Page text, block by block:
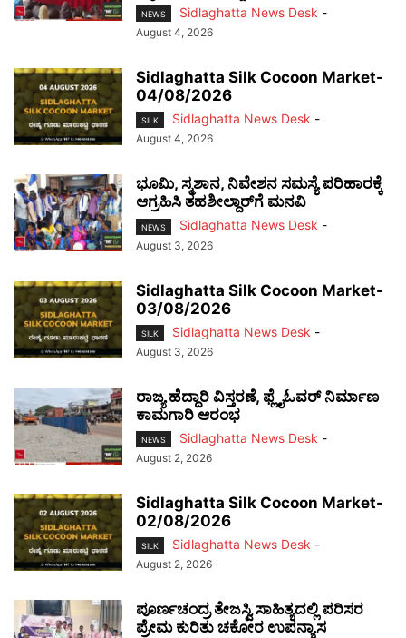
NEWS Sidlaghatta News Desk -
August 4, 2026
Sidlaghatta Silk Cocoon Market-
04/08/2026
SILK Sidlaghatta News Desk -
August 4, 2026
ಭೂಮಿ, ಸ್ಮಶಾನ, ನಿವೇಶನ ಸಮಸ್ಯೆ ಪರಿಹಾರಕ್ಕೆ
ಆಗ್ರಹಿಸಿ ತಹಶೀಲ್ದಾರ್‌ಗೆ ಮನವಿ
NEWS Sidlaghatta News Desk -
August 3, 2026
Sidlaghatta Silk Cocoon Market-
03/08/2026
SILK Sidlaghatta News Desk -
August 3, 2026
ರಾಜ್ಯ ಹೆದ್ದಾರಿ ವಿಸ್ತರಣೆ, ಫ್ಲೈಓವರ್ ನಿರ್ಮಾಣ
ಕಾಮಗಾರಿ ಆರಂಭ
NEWS Sidlaghatta News Desk -
August 2, 2026
Sidlaghatta Silk Cocoon Market-
02/08/2026
SILK Sidlaghatta News Desk -
August 2, 2026
ಪೂರ್ಣಚಂದ್ರ ತೇಜಸ್ವಿ ಸಾಹಿತ್ಯದಲ್ಲಿ ಪರಿಸರ
ಪ್ರೇಮ ಕುರಿತು ಚಕೋರ ಉಪನ್ಯಾಸ